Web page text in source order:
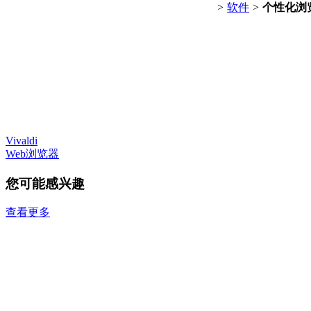
> 软件 > 个性化浏
Vivaldi
Web浏览器
您可能感兴趣
查看更多